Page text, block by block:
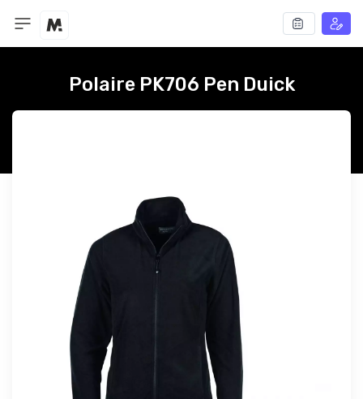
Polaire PK706 Pen Duick